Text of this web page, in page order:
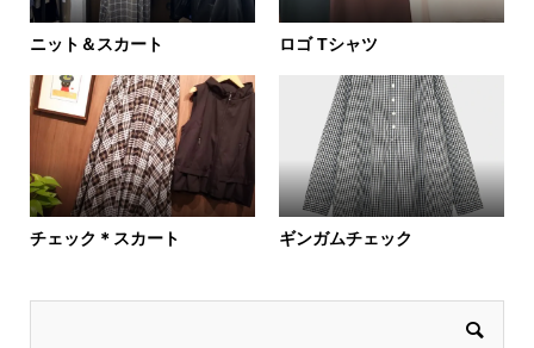
ニット＆スカート ロゴ Tシャツ
チェック＊スカート ギンガムチェック